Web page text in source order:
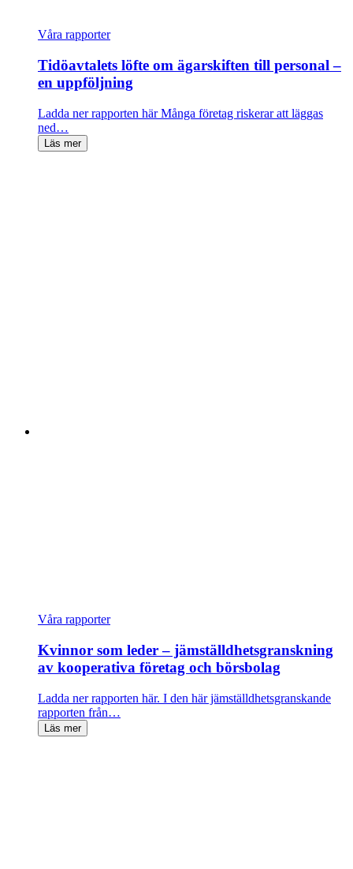
Våra rapporter
Tidöavtalets löfte om ägarskiften till personal –
en uppföljning
Ladda ner rapporten här Många företag riskerar att läggas
ned…
Läs mer
Våra rapporter
Kvinnor som leder – jämställdhetsgranskning
av kooperativa företag och börsbolag
Ladda ner rapporten här. I den här jämställdhetsgranskande
rapporten från…
Läs mer